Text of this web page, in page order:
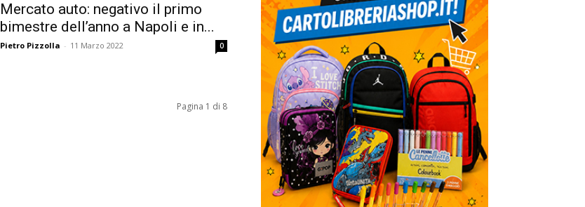
Mercato auto: negativo il primo
bimestre dell’anno a Napoli e in...
Pietro Pizzolla - 11 Marzo 2022 0
Pagina 1 di 8